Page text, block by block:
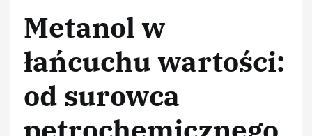
Metanol w
łańcuchu wartości:
od surowca